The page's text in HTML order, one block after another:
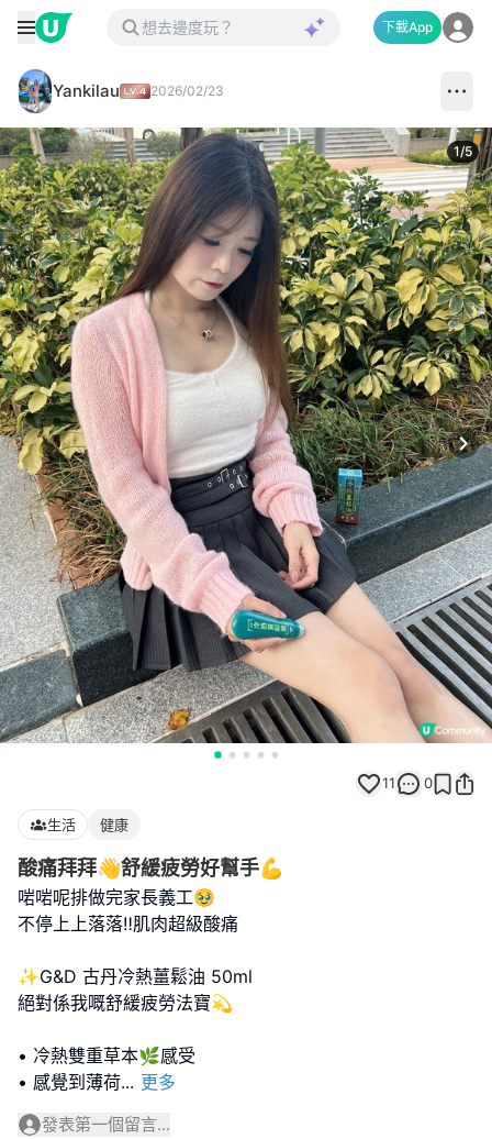
下載App
Yankilau 2026/02/23
1/5
11 0
生活 健康
酸痛拜拜👋舒緩疲勞好幫手💪
啱啱呢排做完家長義工🥹
不停上上落落‼️肌肉超級酸痛
✨G&D 古丹冷熱薑鬆油 50ml
絕對係我嘅舒緩疲勞法寶💫
• 冷熱雙重草本🌿感受
• ⁠感覺到薄荷... 更多
發表第一個留言...